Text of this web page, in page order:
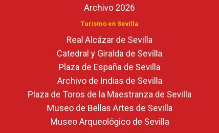
Archivo 2026
Turismo en Sevilla
Real Alcázar de Sevilla
Catedral y Giralda de Sevilla
Plaza de España de Sevilla
Archivo de Indias de Sevilla
Plaza de Toros de la Maestranza de Sevilla
Museo de Bellas Artes de Sevilla
Museo Arqueológico de Sevilla